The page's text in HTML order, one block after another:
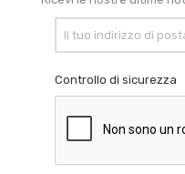
Controllo di sicurezza